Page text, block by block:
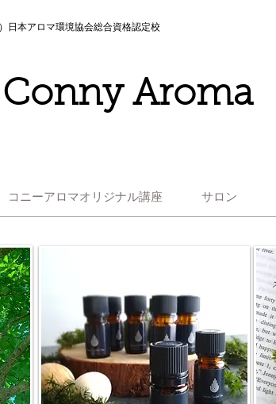
）日本アロマ環境協会総合資格認定校
Conny Aroma
コニーアロマオリジナル講座 サロン